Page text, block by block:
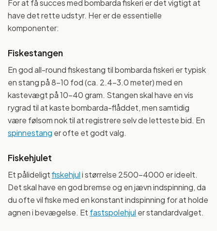
For at få succes med bombarda fiskeri er det vigtigt at
have det rette udstyr. Her er de essentielle
komponenter:
Fiskestangen
En god all-round fiskestang til bombarda fiskeri er typisk
en stang på 8-10 fod (ca. 2.4-3.0 meter) med en
kastevægt på 10-40 gram. Stangen skal have en vis
rygrad til at kaste bombarda-flåddet, men samtidig
være følsom nok til at registrere selv de letteste bid. En
spinnestang er ofte et godt valg.
Fiskehjulet
Et pålideligtfiskehjuli størrelse 2500-4000 er ideelt.
Det skal have en god bremse og en jævn indspinning, da
du ofte vil fiske med en konstant indspinning for at holde
agnen i bevægelse. Et fastspolehjul er standardvalget.